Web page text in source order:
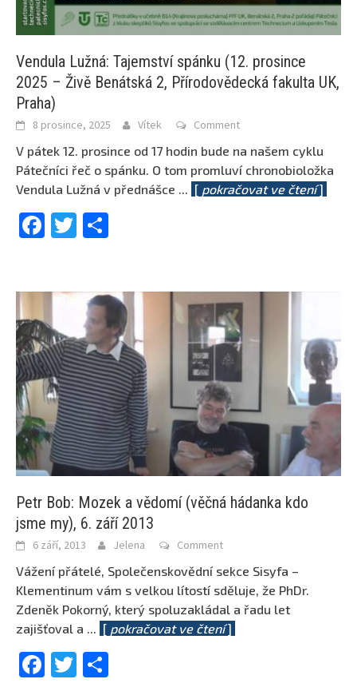
Vendula Lužná: Tajemství spánku (12. prosince
2025 – Živě Benátská 2, Přírodovědecká fakulta UK,
Praha)
8 prosince, 2025 Vítek Comment
V pátek 12. prosince od 17 hodin bude na našem cyklu
Pátečníci řeč o spánku. O tom promluví chronobioložka
Vendula Lužná v přednášce ... [ pokračovat ve čtení]
Facebook
Twitter
Petr Bob: Mozek a vědomí (věčná hádanka kdo
jsme my), 6. září 2013
6 září, 2013 Jelena Comment
Vážení přátelé, Společenskovědní sekce Sisyfa –
Klementinum vám s velkou lítostí sděluje, že PhDr.
Zdeněk Pokorný, který spoluzakládal a řadu let
zajišťoval a ... [ pokračovat ve čtení]
Facebook
Twitter